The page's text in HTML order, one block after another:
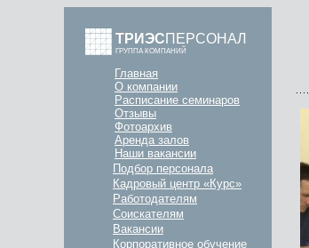
ТРИЭСПЕРСОНАЛ
ГРУППА КОМПАНИЙ
Главная
О компании
Расписание семинаров
Отзывы
Фотоархив
Аренда залов
Наши вакансии
Подбор персонала
Кадровый центр «Курс»
Работодателям
Соискателям
Вакансии
Корпоративное обучение